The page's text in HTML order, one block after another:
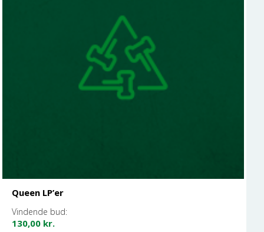
Queen LP’er
Vindende bud:
130,00 kr.